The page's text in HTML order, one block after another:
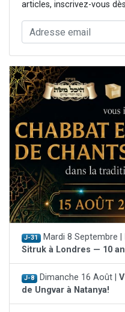
articles, inscrivez-vous
J-31 Mardi 8 Septembre |
Sitruk à Londres — 10
J-8 Dimanche 16 Août |
de Ungvar à Natanya!